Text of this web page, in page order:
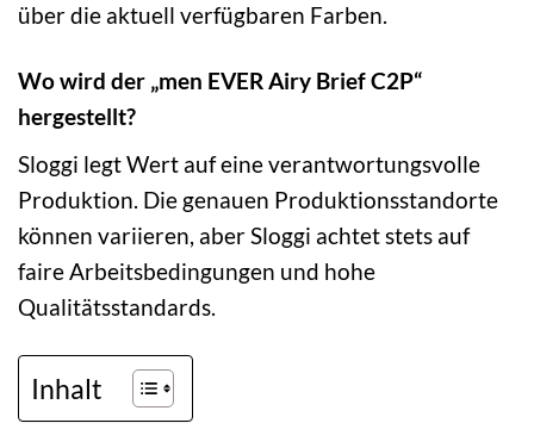
über die aktuell verfügbaren Farben.
Wo wird der „men EVER Airy Brief C2P“
hergestellt?
Sloggi legt Wert auf eine verantwortungsvolle
Produktion. Die genauen Produktionsstandorte
können variieren, aber Sloggi achtet stets auf
faire Arbeitsbedingungen und hohe
Qualitätsstandards.
Inhalt